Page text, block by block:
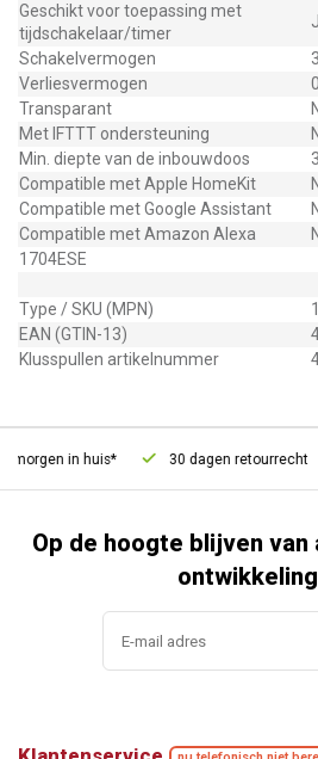
Geschikt voor toepassing met
tijdschakelaar/timer
Schakelvermogen
Verliesvermogen
Transparant
Met IFTTT ondersteuning
Min. diepte van de inbouwdoos
Compatible met Apple HomeKit
Compatible met Google Assistant
Compatible met Amazon Alexa
1704ESE
Type / SKU (MPN)
EAN (GTIN-13)
Klusspullen artikelnummer
in huis* 30 dagen retourrecht
Op de hoogte blijven van